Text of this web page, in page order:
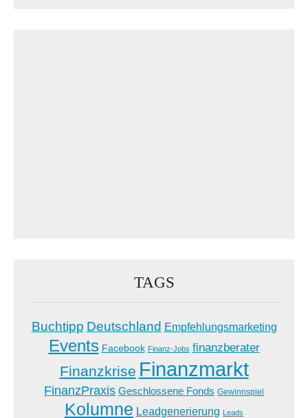
TAGS
Buchtipp Deutschland Empfehlungsmarketing
Events Facebook Finanz-Jobs finanzberater
Finanzkrise Finanzmarkt
FinanzPraxis Geschlossene Fonds Gewinnspiel
Kolumne Leadgenerierung Leads